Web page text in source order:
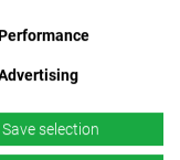
Save selection